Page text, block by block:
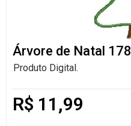
Árvore de Natal 178
Produto Digital.
R$ 11,99